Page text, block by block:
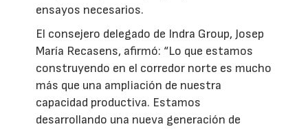
ensayos necesarios.
El consejero delegado de Indra Group, Josep
María Recasens, afirmó: “Lo que estamos
construyendo en el corredor norte es mucho
más que una ampliación de nuestra
capacidad productiva. Estamos
desarrollando una nueva generación de